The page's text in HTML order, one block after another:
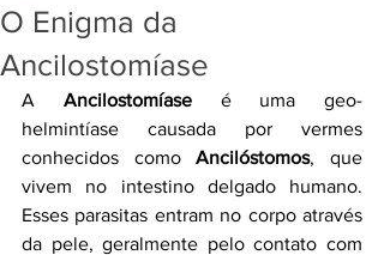
O Enigma da
Ancilostomíase
A Ancilostomíase é uma geo-
helmintíase causada por vermes
conhecidos como Ancilóstomos, que
vivem no intestino delgado humano.
Esses parasitas entram no corpo através
da pele, geralmente pelo contato com